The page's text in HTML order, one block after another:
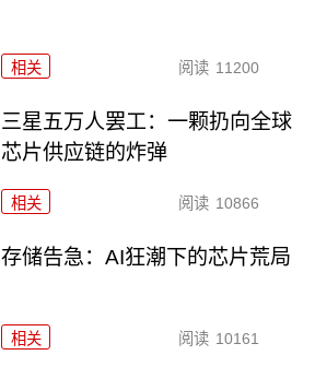
相关 阅读 11200
三星五万人罢工：一颗扔向全球
芯片供应链的炸弹
相关 阅读 10866
存储告急：AI狂潮下的芯片荒局
相关 阅读 10161